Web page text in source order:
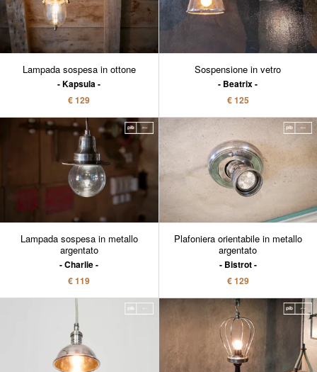
Lampada sospesa in ottone
Kapsula
€ 129
Sospensione in vetro
Beatrix
€ 125
Lampada sospesa in metallo
argentato
Charlie
€ 119
Plafoniera orientabile in metallo
argentato
Bistrot
€ 129